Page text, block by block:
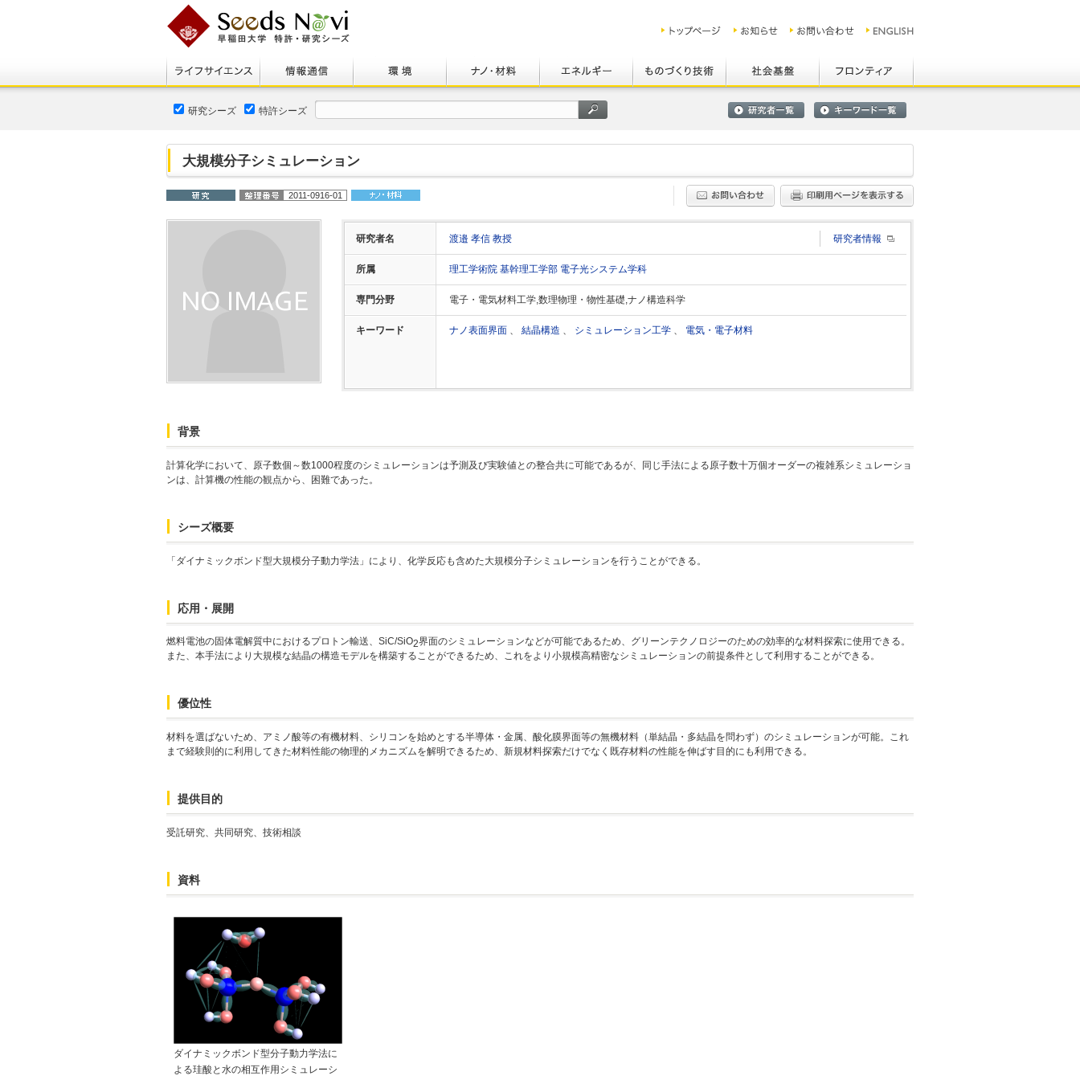
研究シーズ 特許シーズ
大規模分子シミュレーション
2011-0916-01
研究者名 研究者情報
渡邉 孝信 教授
所属 理工学術院 基幹理工学部 電子光システム学科
専門分野 電子・電気材料工学,数理物理・物性基礎,ナノ構造科学
キーワード ナノ表面界面 、 結晶構造 、 シミュレーション工学 、 電気・電子材料
背景
計算化学において、原子数個～数1000程度のシミュレーションは予測及び実験値との整合共に可能であるが、同じ手法による原子数十万個オーダーの複雑系シミュレーショ
ンは、計算機の性能の観点から、困難であった。
シーズ概要
「ダイナミックボンド型大規模分子動力学法」により、化学反応も含めた大規模分子シミュレーションを行うことができる。
応用・展開
燃料電池の固体電解質中におけるプロトン輸送、SiC/SiO2界面のシミュレーションなどが可能であるため、グリーンテクノロジーのための効率的な材料探索に使用できる。
また、本手法により大規模な結晶の構造モデルを構築することができるため、これをより小規模高精密なシミュレーションの前提条件として利用することができる。
優位性
材料を選ばないため、アミノ酸等の有機材料、シリコンを始めとする半導体・金属、酸化膜界面等の無機材料（単結晶・多結晶を問わず）のシミュレーションが可能。これ
まで経験則的に利用してきた材料性能の物理的メカニズムを解明できるため、新規材料探索だけでなく既存材料の性能を伸ばす目的にも利用できる。
提供目的
受託研究、共同研究、技術相談
資料
ダイナミックボンド型分子動力学法に
よる珪酸と水の相互作用シミュレーシ